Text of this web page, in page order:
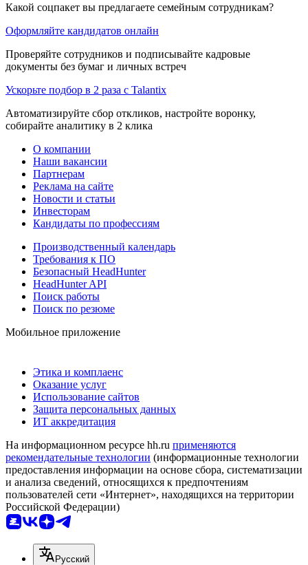
Какой соцпакет вы предлагаете семейным сотрудникам?
Оформляйте кандидатов онлайн
Проверяйте сотрудников и подписывайте кадровые
документы без бумаг и личных встреч
Ускорьте подбор в 2 раза с Talantix
Автоматизируйте сбор откликов, настройте воронку,
собирайте аналитику в 2 клика
О компании
Наши вакансии
Партнерам
Реклама на сайте
Новости и статьи
Инвесторам
Кандидаты по профессиям
Производственный календарь
Требования к ПО
Безопасный HeadHunter
HeadHunter API
Поиск работы
Поиск по резюме
Мобильное приложение
Этика и комплаенс
Оказание услуг
Использование сайтов
Защита персональных данных
ИТ аккредитация
На информационном ресурсе hh.ru применяются
рекомендательные технологии (информационные технологии
предоставления информации на основе сбора, систематизации
и анализа сведений, относящихся к предпочтениям
пользователей сети «Интернет», находящихся на территории
Российской Федерации)
Русский